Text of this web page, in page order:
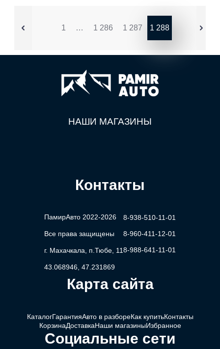
1 … 1 286 1 287 1 288
НАШИ МАГАЗИНЫ
Контакты
ПамирАвто 2022-2026
Все права защищены
г. Махачкала, п.Тюбе, 11
43.068946, 47.231869
8-938-510-11-01
8-960-411-12-01
8-988-641-11-01
Карта сайта
КаталогГарантияАвто в разбореКак купитьКонтакты
КорзинаДоставкаНаши магазиныИзбранное
Социальные сети